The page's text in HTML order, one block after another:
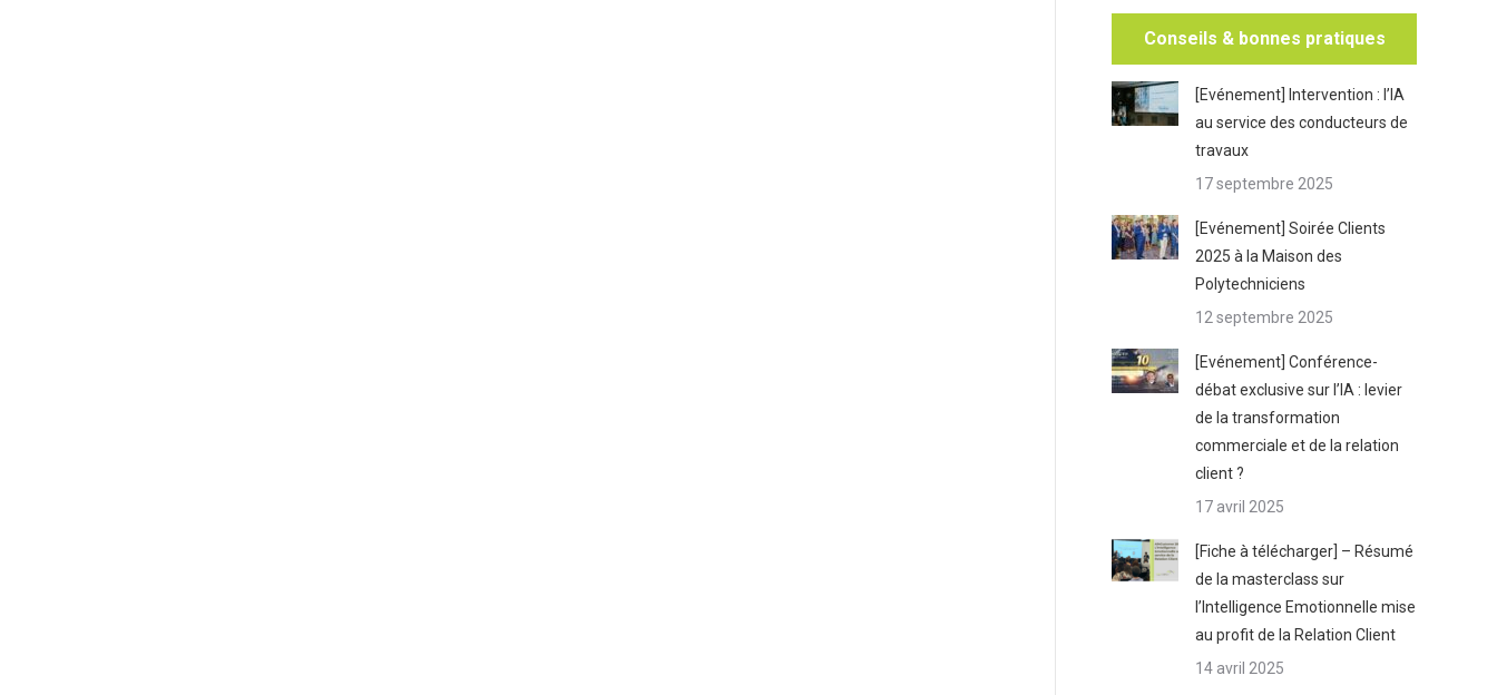
Conseils & bonnes pratiques
[Evénement] Intervention : l’IA
au service des conducteurs de
travaux
17 septembre 2025
[Evénement] Soirée Clients
2025 à la Maison des
Polytechniciens
12 septembre 2025
[Evénement] Conférence-
débat exclusive sur l’IA : levier
de la transformation
commerciale et de la relation
client ?
17 avril 2025
[Fiche à télécharger] – Résumé
de la masterclass sur
l’Intelligence Emotionnelle mise
au profit de la Relation Client
14 avril 2025